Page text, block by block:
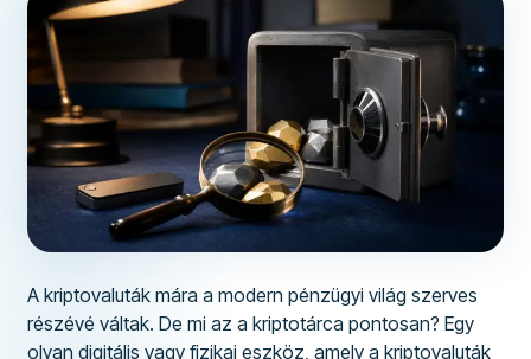
A kriptovaluták mára a modern pénzügyi világ szerves
részévé váltak. De mi az a kriptotárca pontosan? Egy
olyan digitális vagy fizikai eszköz, amely a kriptovaluták